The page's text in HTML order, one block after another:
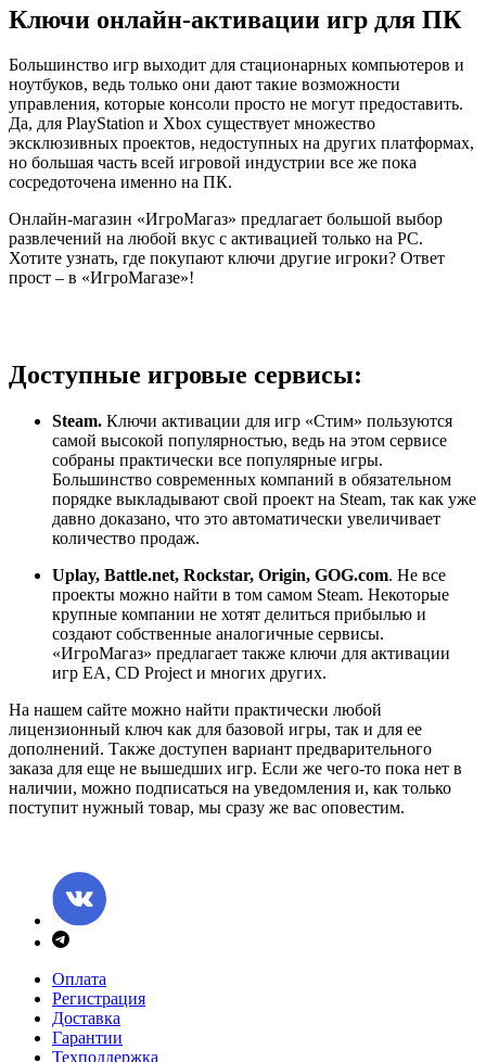
Ключи онлайн-активации игр для ПК
Большинство игр выходит для стационарных компьютеров и
ноутбуков, ведь только они дают такие возможности
управления, которые консоли просто не могут предоставить.
Да, для PlayStation и Xbox существует множество
эксклюзивных проектов, недоступных на других платформах,
но большая часть всей игровой индустрии все же пока
сосредоточена именно на ПК.
Онлайн-магазин «ИгроМагаз» предлагает большой выбор
развлечений на любой вкус с активацией только на PC.
Хотите узнать, где покупают ключи другие игроки? Ответ
прост – в «ИгроМагазе»!
Доступные игровые сервисы:
Steam. Ключи активации для игр «Стим» пользуются
самой высокой популярностью, ведь на этом сервисе
собраны практически все популярные игры.
Большинство современных компаний в обязательном
порядке выкладывают свой проект на Steam, так как уже
давно доказано, что это автоматически увеличивает
количество продаж.
Uplay, Battle.net, Rockstar, Origin, GOG.com. Не все
проекты можно найти в том самом Steam. Некоторые
крупные компании не хотят делиться прибылью и
создают собственные аналогичные сервисы.
«ИгроМагаз» предлагает также ключи для активации
игр EA, CD Project и многих других.
На нашем сайте можно найти практически любой
лицензионный ключ как для базовой игры, так и для ее
дополнений. Также доступен вариант предварительного
заказа для еще не вышедших игр. Если же чего-то пока нет в
наличии, можно подписаться на уведомления и, как только
поступит нужный товар, мы сразу же вас оповестим.
Оплата
Регистрация
Доставка
Гарантии
Техподдержка